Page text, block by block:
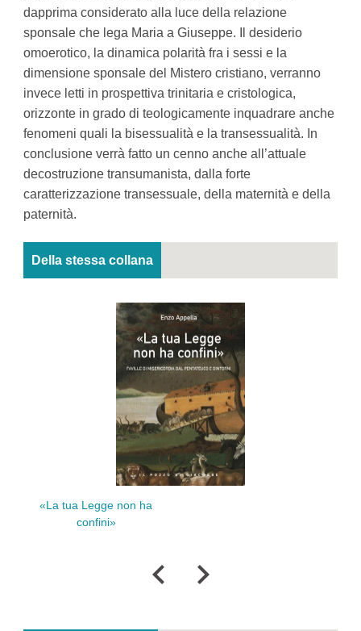
dapprima considerato alla luce della relazione
sponsale che lega Maria a Giuseppe. Il desiderio
omoerotico, la dinamica polarità fra i sessi e la
dimensione sponsale del Mistero cristiano, verranno
invece letti in prospettiva trinitaria e cristologica,
orizzonte in grado di teologicamente inquadrare anche
fenomeni quali la bisessualità e la transessualità. In
conclusione verrà fatto un cenno anche all’attuale
decostruzione transumanista, dalla forte
caratterizzazione transessuale, della maternità e della
paternità.
Della stessa collana
non ha